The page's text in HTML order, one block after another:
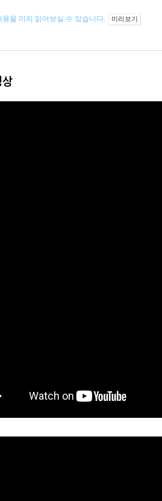
용을 미리 읽어보실 수 있습니다. 미리보기